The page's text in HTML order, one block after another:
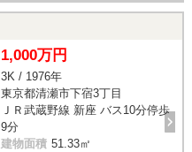
1,000万円
3K / 1976年
東京都清瀬市下宿3丁目
ＪＲ武蔵野線 新座 バス10分停歩
9分
建物面積 51.33㎡